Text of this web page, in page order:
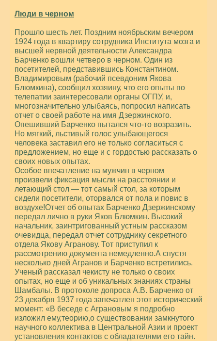
Люди в черном
Прошло шесть лет. Поздним ноябрьским вечером
1924 года в квартиру сотрудника Института мозга и
высшей нервной деятельности Александра
Барченко вошли четверо в черном. Один из
посетителей, представившись Константином.
Владимировым (рабочий псевдоним Якова
Блюмкина), сообщил хозяину, что его опыты по
телепатии заинтересовали органы ОГПУ, и,
многозначительно улыбаясь, попросил написать
отчет о своей работе на имя Дзержинского.
Опешивший Барченко пытался что-то возразить.
Но мягкий, льстивый голос улыбающегося
человека заставил его не только согласиться с
предложением, но еще и с гордостью рассказать о
своих новых опытах.
Особое впечатление на мужчин в черном
произвели фиксация мысли на расстоянии и
летающий стол — тот самый стол, за которым
сидели посетители, оторвался от пола и повис в
воздухе!Отчет об опытах Барченко Дзержинскому
передал лично в руки Яков Блюмкин. Высокий
начальник, заинтригованный устным рассказом
очевидца, передал отчет сотруднику секретного
отдела Якову Агранову. Тот приступил к
рассмотрению документа немедленно.А спустя
несколько дней Агранов и Барченко встретились.
Ученый рассказал чекисту не только о своих
опытах, но еще и об уникальных знаниях страны
Шамбалы. В протоколе допроса А.В. Барченко от
23 декабря 1937 года запечатлен этот исторический
момент: «В беседе с Аграновым я подробно
изложил ему,теорию,о существовании замкнутого
научного коллектива в Центральной Азии и проект
установления контактов с обладателями его тайн.